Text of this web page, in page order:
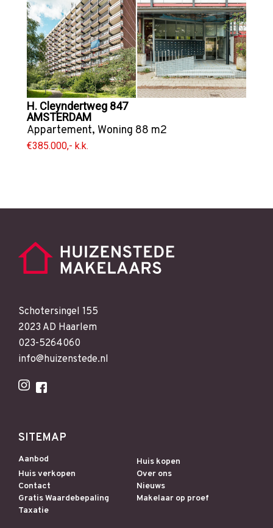
H. Cleyndertweg 847
AMSTERDAM
Appartement, Woning 88 m2
€385.000,- k.k.
Schotersingel 155
2023 AD Haarlem
023-5264060
info@huizenstede.nl
SITEMAP
Aanbod
Huis kopen
Huis verkopen
Over ons
Contact
Nieuws
Gratis Waardebepaling
Makelaar op proef
Taxatie